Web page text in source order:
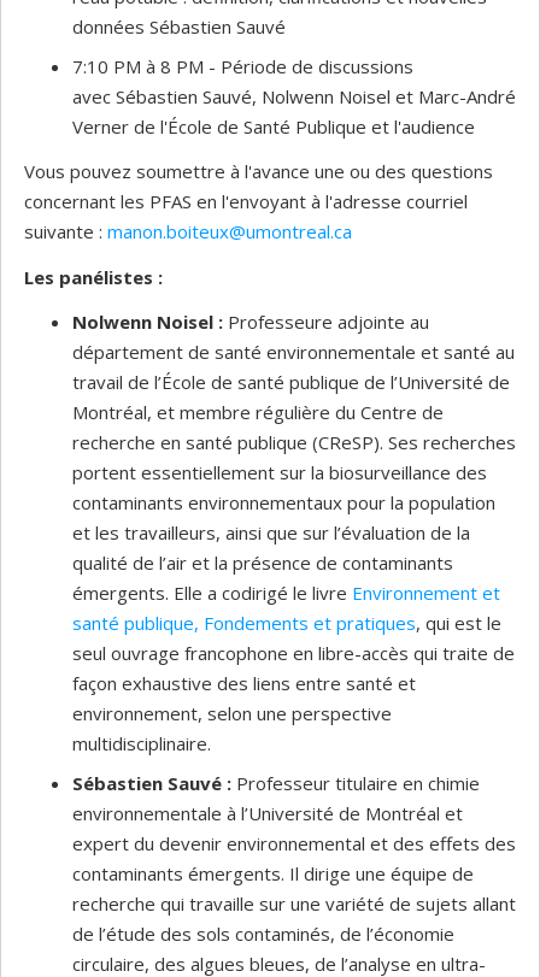
données Sébastien Sauvé
7:10 PM à 8 PM - Période de discussions
avec Sébastien Sauvé, Nolwenn Noisel et Marc-André
Verner de l'École de Santé Publique et l'audience
Vous pouvez soumettre à l'avance une ou des questions
concernant les PFAS en l'envoyant à l'adresse courriel
suivante : manon.boiteux@umontreal.ca
Les panélistes :
Nolwenn Noisel : Professeure adjointe au
département de santé environnementale et santé au
travail de l’École de santé publique de l’Université de
Montréal, et membre régulière du Centre de
recherche en santé publique (CReSP). Ses recherches
portent essentiellement sur la biosurveillance des
contaminants environnementaux pour la population
et les travailleurs, ainsi que sur l’évaluation de la
qualité de l’air et la présence de contaminants
émergents. Elle a codirigé le livre Environnement et
santé publique, Fondements et pratiques, qui est le
seul ouvrage francophone en libre-accès qui traite de
façon exhaustive des liens entre santé et
environnement, selon une perspective
multidisciplinaire.
Sébastien Sauvé : Professeur titulaire en chimie
environnementale à l’Université de Montréal et
expert du devenir environnemental et des effets des
contaminants émergents. Il dirige une équipe de
recherche qui travaille sur une variété de sujets allant
de l’étude des sols contaminés, de l’économie
circulaire, des algues bleues, de l’analyse en ultra-